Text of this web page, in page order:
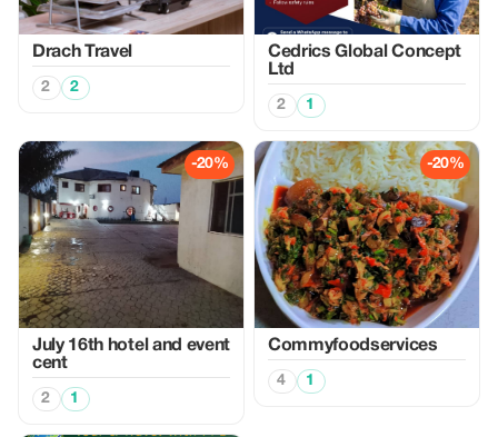
Drach Travel
2 2
Cedrics Global Concept
Ltd
2 1
-20%
July 16th hotel and event
cent
2 1
-20%
Commyfoodservices
4 1